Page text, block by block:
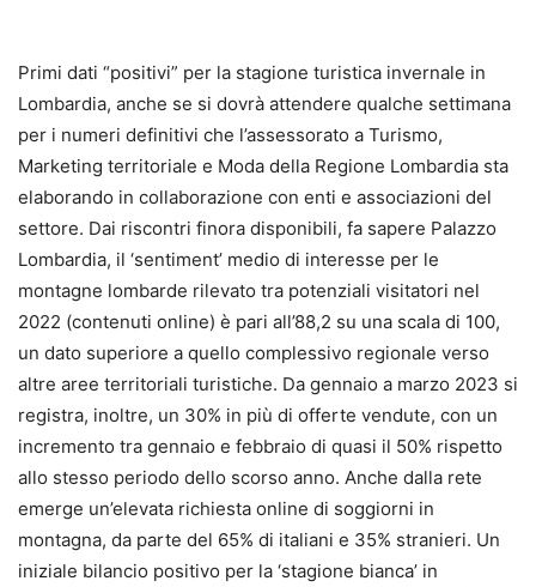
Primi dati “positivi” per la stagione turistica invernale in
Lombardia, anche se si dovrà attendere qualche settimana
per i numeri definitivi che l’assessorato a Turismo,
Marketing territoriale e Moda della Regione Lombardia sta
elaborando in collaborazione con enti e associazioni del
settore. Dai riscontri finora disponibili, fa sapere Palazzo
Lombardia, il ‘sentiment’ medio di interesse per le
montagne lombarde rilevato tra potenziali visitatori nel
2022 (contenuti online) è pari all’88,2 su una scala di 100,
un dato superiore a quello complessivo regionale verso
altre aree territoriali turistiche. Da gennaio a marzo 2023 si
registra, inoltre, un 30% in più di offerte vendute, con un
incremento tra gennaio e febbraio di quasi il 50% rispetto
allo stesso periodo dello scorso anno. Anche dalla rete
emerge un’elevata richiesta online di soggiorni in
montagna, da parte del 65% di italiani e 35% stranieri. Un
iniziale bilancio positivo per la ‘stagione bianca’ in